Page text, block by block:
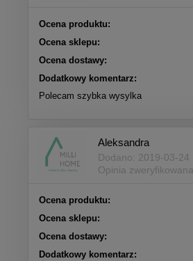
Ocena produktu:
Ocena sklepu:
Ocena dostawy:
Dodatkowy komentarz:
Polecam szybka wysylka
Aleksandra
Dodano: 2019-03-24
Opinia zweryfikowana
Ocena produktu:
Ocena sklepu:
Ocena dostawy:
Dodatkowy komentarz: